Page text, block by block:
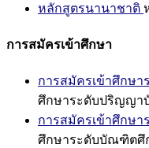
หลักสูตรนานาชาติ
การสมัครเข้าศึกษา
การสมัครเข้าศึกษ
ศึกษาระดับปริญญ
การสมัครเข้าศึกษ
ศึกษาระดับบัณฑิตศึ